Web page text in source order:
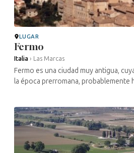
LUGAR
Fermo
Italia › Las Marcas
Fermo es una ciudad muy antigua,
la época prerromana, probablemente